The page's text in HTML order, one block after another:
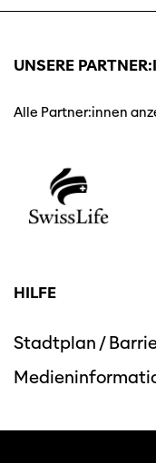
Diese
UNSERE
Alle Partner:innen
HILFE
Stadtplan /